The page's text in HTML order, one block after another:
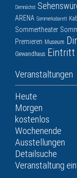
Demnächst
ARENA Sommerkabarett
Sommertheater
Premieren Museum
Gewandhaus Eintritt
Veranstaltungen
Heute
Morgen
kostenlos
Wochenende
Ausstellungen
Detailsuche
Veranstaltung